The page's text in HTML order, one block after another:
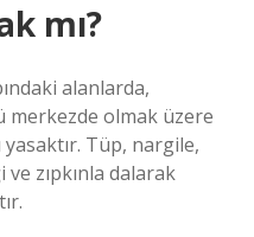
mı?
alanlarda,
olmak üzere
yasaktır. Tüp, nargile,
zıpkınla dalarak